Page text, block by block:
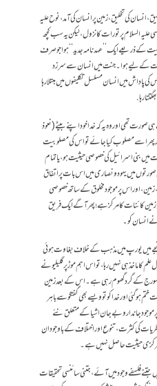
کی تخلیق، زمین پر انسان کی آمد، نوح علیہ
علیہ السلام پر تورات کا نزول، لیکن یہ سب کچھ
کے ذریعے ایک ’’عہدنامہ جدید‘‘ ہوا جو صرف
کے لیے ہوا۔ جنت میں انسان سے سرزد
پاداش میں انسان مسلسل تکلیفوں میں مبتلا رہا
رہا.
تھی اور وہ یہ کہ خدا خود اپنے بیٹے (نعوذ
اور پھر اسے مصلوب کیا جائے تو اس کی مصلوبیت
بنی اسرائیل کی خصوصی حیثیت ہو، یا تمام
میں یہود و نصاری میں اس بات پر اتفاق
اور اس پر موجود مخلوق کے ساتھ خصوصی
کائنات کا مرکز ہے ؛ پھر آگے ایک فریق
انسان کو۔
میں یورپ میں مذہب کے خلاف بغاوت ہوئی
کا ماخذ ہی نہیں رہا، تو اس اہم موڑ پر گلیلیو نے
سورج کے گرد گھوم رہی ہے۔ اس کے بعد زمین
ہوگئی اور خدا کو تو ویسے بھی گفتگو سے باہر
موجود جاندار و بے جان اشیا کے متعلق نئے
کی کثرت ، تنوع اور اختلاف کے باوجود ان
مرکزی حیثیت حاصل نہیں ہے۔
جتنے فلسفے وجود میں آئے ، جتنی سائنسی تحقیقات